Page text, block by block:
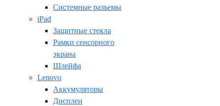
Системные разъемы
iPad
Защитные стекла
Рамки сенсорного
экрана
Шлейфа
Lenovo
Аккумуляторы
Дисплеи